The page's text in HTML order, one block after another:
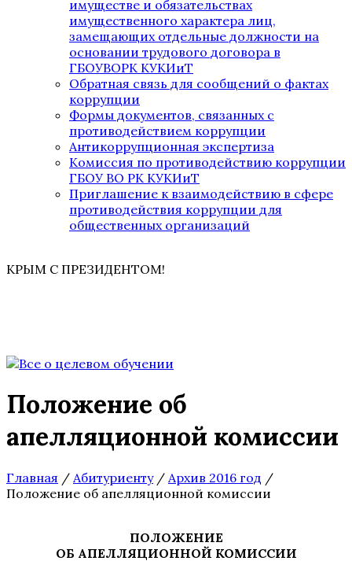
имуществе и обязательствах
имущественного характера лиц,
замещающих отдельные должности на
основании трудового договора в
ГБОУВОРК КУКИиТ
Обратная связь для сообщений о фактах
коррупции
Формы документов, связанных с
противодействием коррупции
Антикоррупционная экспертиза
Комиссия по противодействию коррупции
ГБОУ ВО РК КУКИиТ
Приглашение к взаимодействию в сфере
противодействия коррупции для
общественных организаций
КРЫМ С ПРЕЗИДЕНТОМ!
Положение об
апелляционной комиссии
Главная / Абитуриенту/ Архив 2016 год /
Положение об апелляционной комиссии
ПОЛОЖЕНИЕ
ОБ АПЕЛЛЯЦИОННОЙ КОМИССИИ